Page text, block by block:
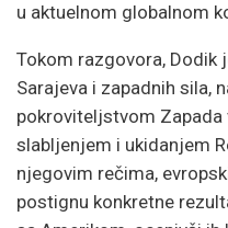
u aktuelnom globalnom
Tokom razgovora, Dodik
Sarajeva i zapadnih sila,
pokroviteljstvom
slabljenjem i ukidanjem
njegovim rečima,
postignu konkretne